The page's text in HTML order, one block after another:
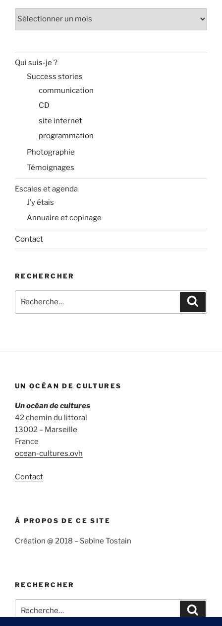
Qui suis-je ?
Success stories
communication
CD
site internet
programmation
Photographie
Témoignages
Escales et agenda
J’y étais
Annuaire et copinage
Contact
RECHERCHER
pour
UN OCÉAN DE CULTURES
Un océan de cultures
42 chemin du littoral
13002 – Marseille
France
ocean-cultures.ovh
Contact
À PROPOS DE CE SITE
Création @ 2018 – Sabine Tostain
RECHERCHER
pour